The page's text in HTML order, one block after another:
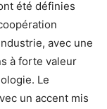
été définies
avec une
à forte valeur
Le
un accent mis